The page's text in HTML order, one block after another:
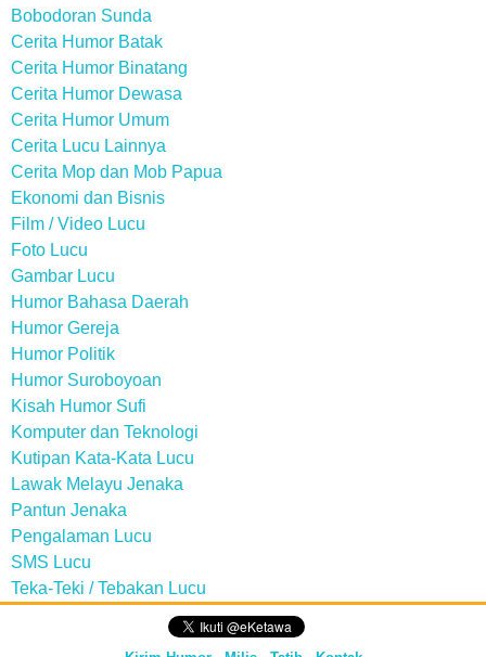
Bobodoran Sunda
Cerita Humor Batak
Cerita Humor Binatang
Cerita Humor Dewasa
Cerita Humor Umum
Cerita Lucu Lainnya
Cerita Mop dan Mob Papua
Ekonomi dan Bisnis
Film / Video Lucu
Foto Lucu
Gambar Lucu
Humor Bahasa Daerah
Humor Gereja
Humor Politik
Humor Suroboyoan
Kisah Humor Sufi
Komputer dan Teknologi
Kutipan Kata-Kata Lucu
Lawak Melayu Jenaka
Pantun Jenaka
Pengalaman Lucu
SMS Lucu
Teka-Teki / Tebakan Lucu